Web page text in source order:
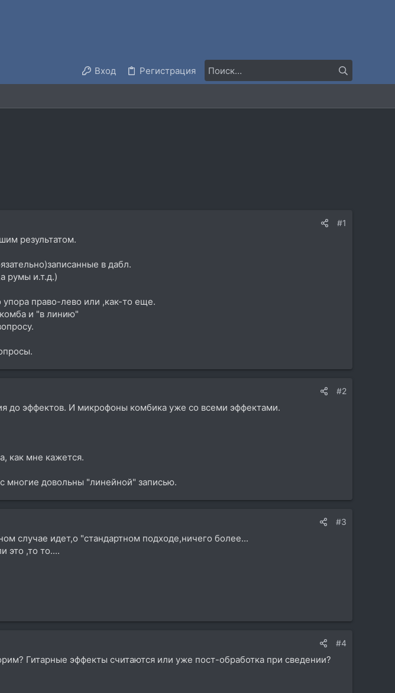
Вход Регистрация
#1
результатом.
в дабл.
румы и.т.д.)
право-лево или ,как-то еще.
комба и "в линию"
#2
до эффектов. И микрофоны комбика уже со всеми эффектами.
как мне кажется.
многие довольны "линейной" записью.
#3
случае идет,о "стандартном подходе,ничего более...
это ,то то....
#4
Гитарные эффекты считаются или уже пост-обработка при сведении?